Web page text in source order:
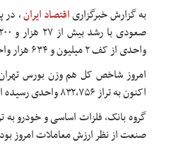
به گزارش خبرگزاریاقتصاد ایران، در
واحدی از کف ۲ میلیون و ۶۳۴ هزار واحد قرار دارد.
اکنون به تراز ۸۳۲,۷۵۶ واحدی رسیده است.
صنعت از نظر ارزش معاملات امروز